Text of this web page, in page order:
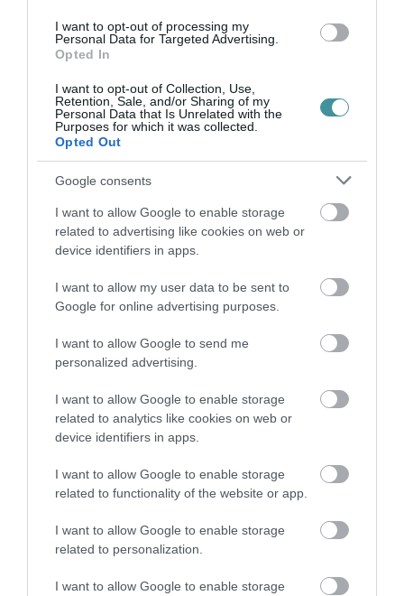
I want to opt-out of processing my
Personal Data for Targeted Advertising.
Opted In
I want to opt-out of Collection, Use,
Retention, Sale, and/or Sharing of my
Personal Data that Is Unrelated with the
Purposes for which it was collected.
Opted Out
Google consents
I want to allow Google to enable storage
related to advertising like cookies on web or
device identifiers in apps.
I want to allow my user data to be sent to
Google for online advertising purposes.
I want to allow Google to send me
personalized advertising.
I want to allow Google to enable storage
related to analytics like cookies on web or
device identifiers in apps.
I want to allow Google to enable storage
related to functionality of the website or app.
I want to allow Google to enable storage
related to personalization.
I want to allow Google to enable storage
ingyen parkolás? A Plázában már az első
óra is fizetős. Közben a tömegközlekedés
Közben a robot taxis Waymo számokkal ...
TOVÁBB...
50 éves a Pótkerék -
közelgő egri koncertről is
2025. április 13
"Kevés város mondhatja el, hogy van az
identitásának egy olyan, generációkon
átívelő része, mint Egernek a Pótkerék,
Turpi rock bandája. Most készülnek az 50
éves jubileumi koncertjükre 2025. május...
1 2 3